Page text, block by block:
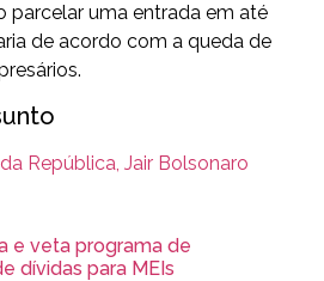
parcelar uma entrada em até
de acordo com a queda de
e veta programa de
dívidas para MEIs